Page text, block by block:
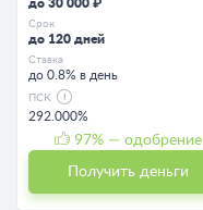
до 30 000 ₽
Срок
до 120 дней
Ставка
до 0.8% в день
ПСК
292.000%
97% — одобрение
Получить деньги